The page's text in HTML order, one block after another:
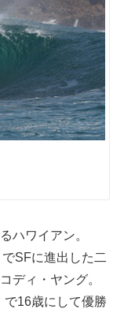
ハワイアン。
SFに進出した二
ディ・ヤング。
16歳にして優勝